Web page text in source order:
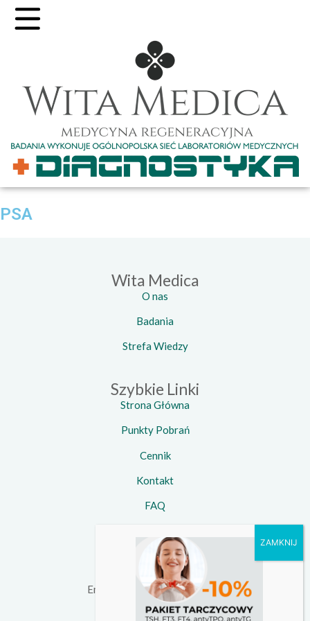
PSA
Wita Medica
O nas
Badania
Strefa Wiedzy
Szybkie Linki
Strona Główna
Punkty Pobrań
Cennik
Kontakt
FAQ
Kontakt
734 924 924
Email: kontakt@witamedica.pl